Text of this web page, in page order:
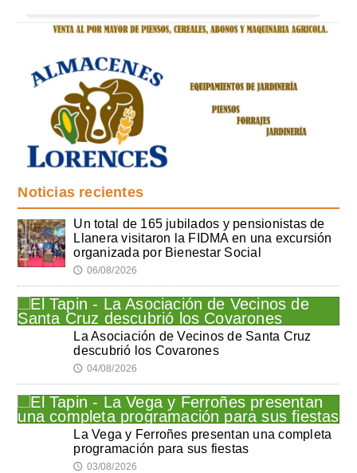
Noticias recientes
Un total de 165 jubilados y pensionistas de
Llanera visitaron la FIDMA en una excursión
organizada por Bienestar Social
🕔 06/08/2026
La Asociación de Vecinos de Santa Cruz
descubrió los Covarones
🕔 04/08/2026
La Vega y Ferroñes presentan una completa
programación para sus fiestas
🕔 03/08/2026